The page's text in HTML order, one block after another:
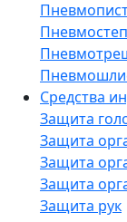
Средства
Защита
Защита
Защита
Защита
Защита рук